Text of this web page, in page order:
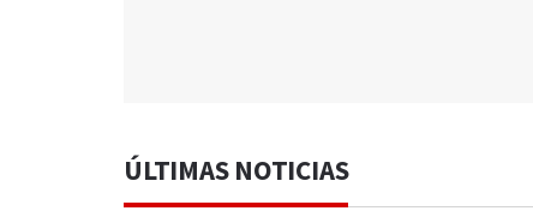
ÚLTIMAS NOTICIAS